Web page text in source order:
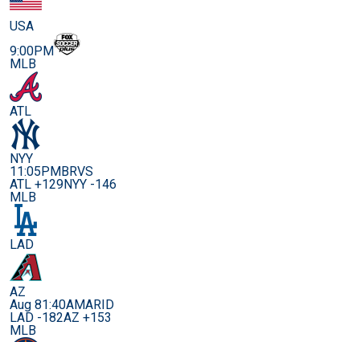
USA
9:00PM
MLB
ATL
NYY
11:05PMBRVS
ATL +129NYY -146
MLB
LAD
AZ
Aug 81:40AMARID
LAD -182AZ +153
MLB